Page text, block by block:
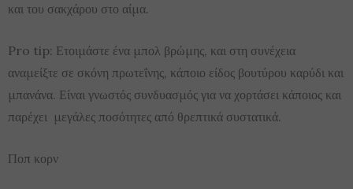
και του σακχάρου στο αίμα.
Pro tip: Ετοιμάστε ένα μπολ βρώμης, και στη συνέχεια
αναμείξτε σε σκόνη πρωτεΐνης, κάποιο είδος βουτύρου καρύδι και
μπανάνα. Είναι γνωστός συνδυασμός για να χορτάσει κάποιος και
παρέχει μεγάλες ποσότητες από θρεπτικά συστατικά.
Ποπ κορν